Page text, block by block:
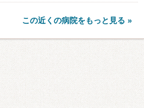
この近くの病院をもっと見る »